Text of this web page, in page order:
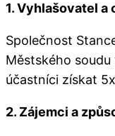
1. Vyhlašovatel a
Společnost
Městského
účastníci získat
2. Zájemci a